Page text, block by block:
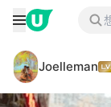
Joelleman